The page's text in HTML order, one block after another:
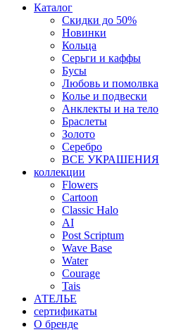
Каталог
Скидки до 50%
Новинки
Кольца
Серьги и каффы
Бусы
Любовь и помолвка
Колье и подвески
Анклекты и на тело
Браслеты
Золото
Серебро
ВСЕ УКРАШЕНИЯ
коллекции
Flowers
Cartoon
Classic Halo
AI
Post Scriptum
Wave Base
Water
Courage
Tais
АТЕЛЬЕ
сертификаты
О бренде